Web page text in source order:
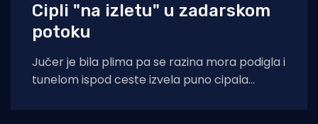
Cipli "na izletu" u zadarskom
potoku
Jučer je bila plima pa se razina mora podigla i
tunelom ispod ceste izvela puno cipala